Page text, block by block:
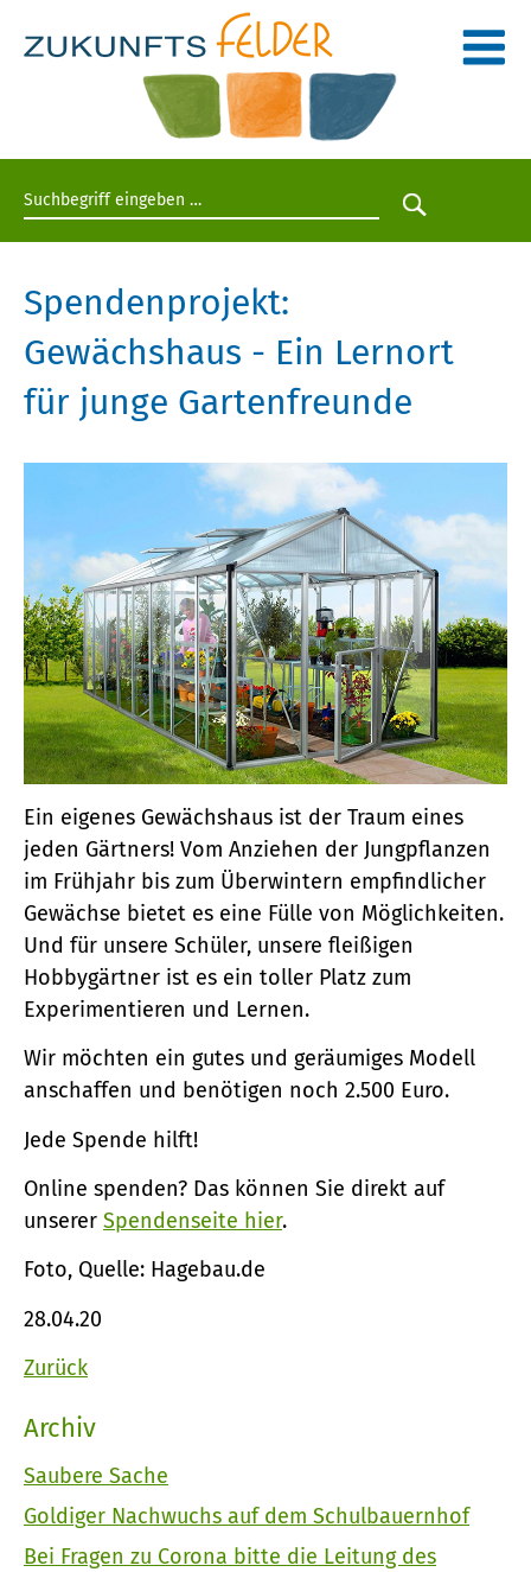
Suchbegriff eingeben
Suche
Spendenprojekt:
Gewächshaus - Ein Lernort
für junge Gartenfreunde
Ein eigenes Gewächshaus ist der Traum eines
jeden Gärtners! Vom Anziehen der Jungpflanzen
im Frühjahr bis zum Überwintern empfindlicher
Gewächse bietet es eine Fülle von Möglichkeiten.
Und für unsere Schüler, unsere fleißigen
Hobbygärtner ist es ein toller Platz zum
Experimentieren und Lernen.
Wir möchten ein gutes und geräumiges Modell
anschaffen und benötigen noch 2.500 Euro.
Jede Spende hilft!
Online spenden? Das können Sie direkt auf
unserer Spendenseite hier.
Foto, Quelle: Hagebau.de
28.04.20
Zurück
Archiv
Saubere Sache
Goldiger Nachwuchs auf dem Schulbauernhof
Bei Fragen zu Corona bitte die Leitung des